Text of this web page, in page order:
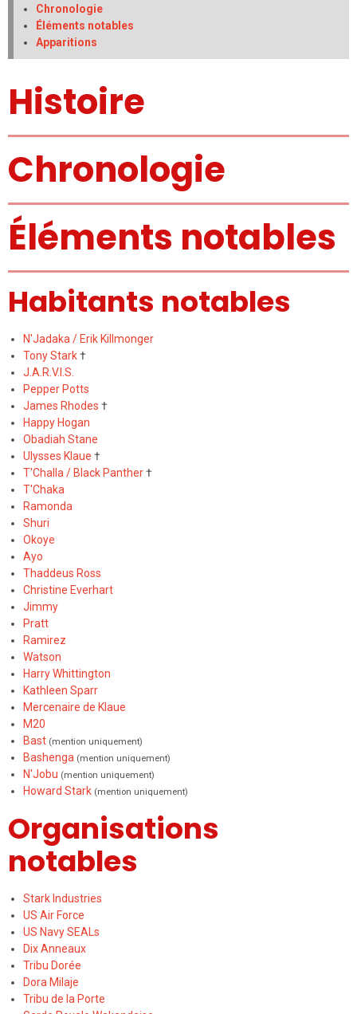
Chronologie
Éléments notables
Apparitions
Histoire
Chronologie
Éléments notables
Habitants notables
N'Jadaka / Erik Killmonger
Tony Stark†
J.A.R.V.I.S.
Pepper Potts
James Rhodes †
Happy Hogan
Obadiah Stane
Ulysses Klaue †
T'Challa / Black Panther†
T'Chaka
Ramonda
Shuri
Okoye
Ayo
Thaddeus Ross
Christine Everhart
Jimmy
Pratt
Ramirez
Watson
Harry Whittington
Kathleen Sparr
Mercenaire de Klaue
M20
Bast (mention uniquement)
Bashenga (mention uniquement)
N'Jobu (mention uniquement)
Howard Stark (mention uniquement)
Organisations
notables
Stark Industries
US Air Force
US Navy SEALs
Dix Anneaux
Tribu Dorée
Dora Milaje
Tribu de la Porte